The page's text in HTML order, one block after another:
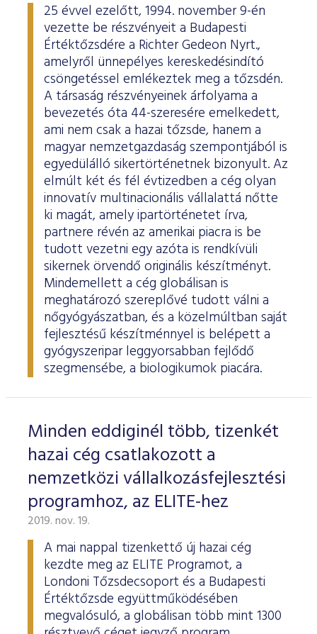
25 évvel ezelőtt, 1994. november 9-én
vezette be részvényeit a Budapesti
Értéktőzsdére a Richter Gedeon Nyrt.,
amelyről ünnepélyes kereskedésindító
csöngetéssel emlékeztek meg a tőzsdén.
A társaság részvényeinek árfolyama a
bevezetés óta 44-szeresére emelkedett,
ami nem csak a hazai tőzsde, hanem a
magyar nemzetgazdaság szempontjából is
egyedülálló sikertörténetnek bizonyult. Az
elmúlt két és fél évtizedben a cég olyan
innovatív multinacionális vállalattá nőtte
ki magát, amely ipartörténetet írva,
partnere révén az amerikai piacra is be
tudott vezetni egy azóta is rendkívüli
sikernek örvendő originális készítményt.
Mindemellett a cég globálisan is
meghatározó szereplővé tudott válni a
nőgyógyászatban, és a közelmúltban saját
fejlesztésű készítménnyel is belépett a
gyógyszeripar leggyorsabban fejlődő
szegmensébe, a biologikumok piacára.
Minden eddiginél több, tizenkét
hazai cég csatlakozott a
nemzetközi vállalkozásfejlesztési
programhoz, az ELITE-hez
2019. nov. 19.
A mai nappal tizenkettő új hazai cég
kezdte meg az ELITE Programot, a
Londoni Tőzsdecsoport és a Budapesti
Értéktőzsde együttműködésében
megvalósuló, a globálisan több mint 1300